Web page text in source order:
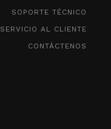
SOPORTE TÉCNICO
SERVICIO AL CLIENTE
CONTÁCTENOS